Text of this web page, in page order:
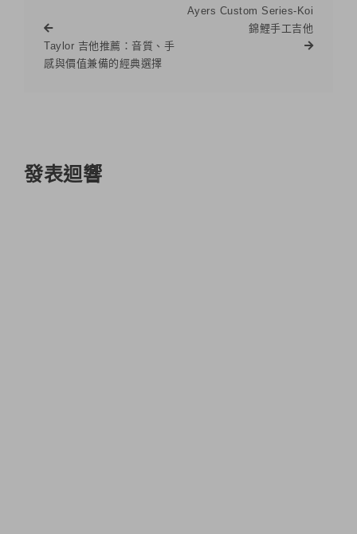
Taylor 吉他推薦：音質、手
感與價值兼備的經典選擇
Ayers Custom Series-Koi
錦鯉手工吉他
發表迴響